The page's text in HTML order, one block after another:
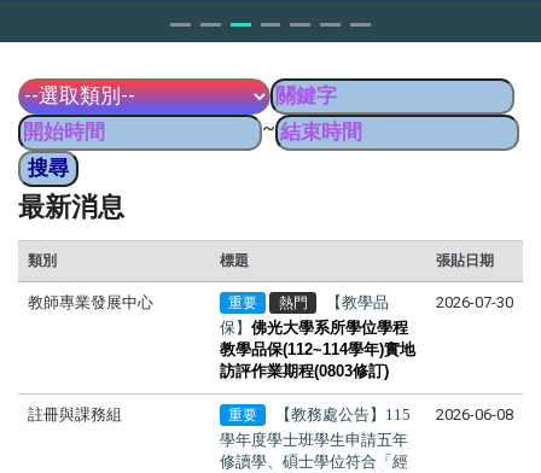
~
最新消息
類別 標題 張貼日期
教師專業發展中心 重要 熱門
【教學品
保】 佛光大學系所學位學程
教學品保(112~114學年)實地
訪評作業期程(0803修訂)
2026-07-30
註冊與課務組 重要
【教務處公告】115
學年度學士班學生申請五年
修讀學、碩士學位符合「經
2026-06-08